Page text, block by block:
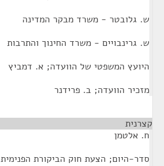
ש. גלובטר - משרד מבקר המדינה
ש. גרינבויים - משרד החינוך והתרבות
היועץ המשפטי של הוועדה; א. דמביץ
מזכיר הוועדה; ב. פרידנר
קצרנית
ח. אלטמן
סדר-היום; הצעת חוק הביקורת הפנימית